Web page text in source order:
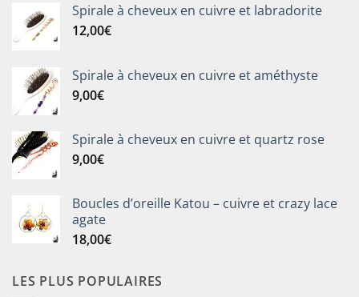
Spirale à cheveux en cuivre et labradorite
12,00€
Spirale à cheveux en cuivre et améthyste
9,00€
Spirale à cheveux en cuivre et quartz rose
9,00€
Boucles d’oreille Katou – cuivre et crazy lace
agate
18,00€
LES PLUS POPULAIRES